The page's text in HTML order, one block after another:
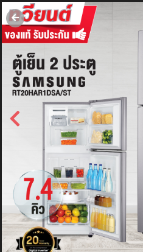
username
password
LOGIN
สมัครสมาชิค ลืมรหัสผ่าน?
การซื้อของฉัน
🔥โปรโมชัน🔥